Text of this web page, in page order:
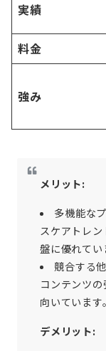
実績
料金
強み
メリット:
多機能な
スケアトレ
盤に優れてい
競合する
コンテンツ
向いています。
デメリット: